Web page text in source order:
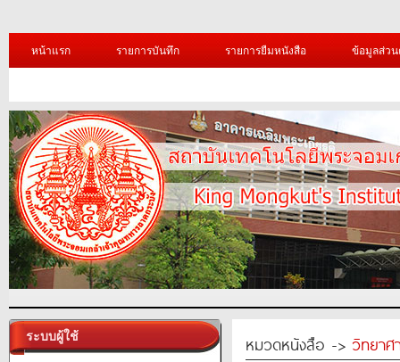
หน้าแรก รายการบันทึก รายการยืมหนังสือ ข้อมูลส่ว
ระบบผู้ใช้ หมวดหนังสือ -> วิทยาศ